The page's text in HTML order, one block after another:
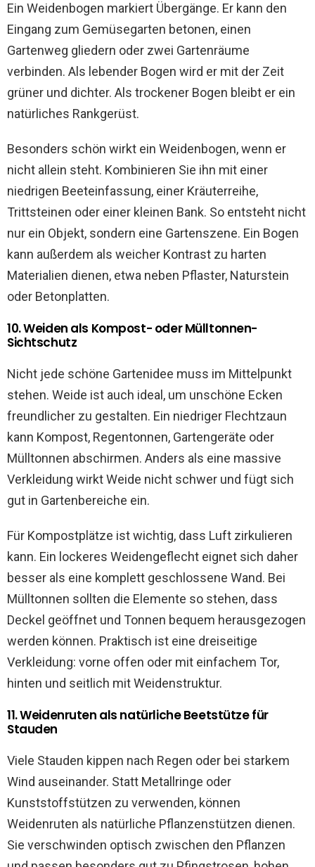
Ein Weidenbogen markiert Übergänge. Er kann den
Eingang zum Gemüsegarten betonen, einen
Gartenweg gliedern oder zwei Gartenräume
verbinden. Als lebender Bogen wird er mit der Zeit
grüner und dichter. Als trockener Bogen bleibt er ein
natürliches Rankgerüst.
Besonders schön wirkt ein Weidenbogen, wenn er
nicht allein steht. Kombinieren Sie ihn mit einer
niedrigen Beeteinfassung, einer Kräuterreihe,
Trittsteinen oder einer kleinen Bank. So entsteht nicht
nur ein Objekt, sondern eine Gartenszene. Ein Bogen
kann außerdem als weicher Kontrast zu harten
Materialien dienen, etwa neben Pflaster, Naturstein
oder Betonplatten.
10. Weiden als Kompost- oder Mülltonnen-
Sichtschutz
Nicht jede schöne Gartenidee muss im Mittelpunkt
stehen. Weide ist auch ideal, um unschöne Ecken
freundlicher zu gestalten. Ein niedriger Flechtzaun
kann Kompost, Regentonnen, Gartengeräte oder
Mülltonnen abschirmen. Anders als eine massive
Verkleidung wirkt Weide nicht schwer und fügt sich
gut in Gartenbereiche ein.
Für Kompostplätze ist wichtig, dass Luft zirkulieren
kann. Ein lockeres Weidengeflecht eignet sich daher
besser als eine komplett geschlossene Wand. Bei
Mülltonnen sollten die Elemente so stehen, dass
Deckel geöffnet und Tonnen bequem herausgezogen
werden können. Praktisch ist eine dreiseitige
Verkleidung: vorne offen oder mit einfachem Tor,
hinten und seitlich mit Weidenstruktur.
11. Weidenruten als natürliche Beetstütze für
Stauden
Viele Stauden kippen nach Regen oder bei starkem
Wind auseinander. Statt Metallringe oder
Kunststoffstützen zu verwenden, können
Weidenruten als natürliche Pflanzenstützen dienen.
Sie verschwinden optisch zwischen den Pflanzen